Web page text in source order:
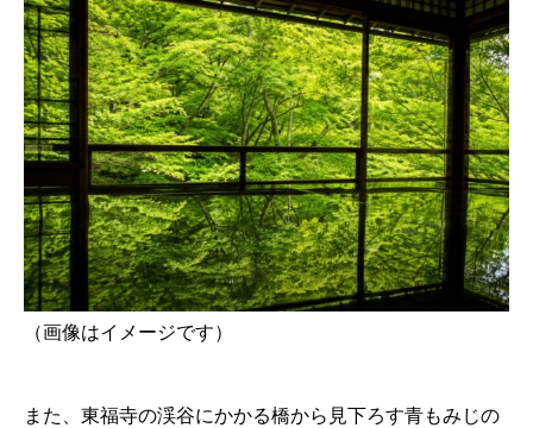
（画像はイメージです）
また、 東福寺の渓谷にかかる橋から見下ろす青もみじの